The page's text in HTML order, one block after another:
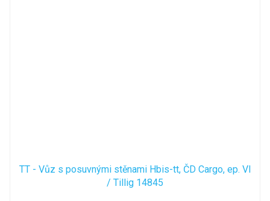
TT - Vůz s posuvnými stěnami Hbis-tt, ČD Cargo, ep. VI
/ Tillig 14845